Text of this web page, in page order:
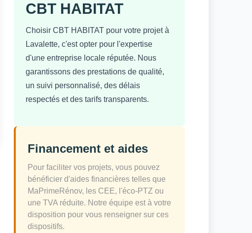
CBT HABITAT
Choisir CBT HABITAT pour votre projet à
Lavalette, c'est opter pour l'expertise
d'une entreprise locale réputée. Nous
garantissons des prestations de qualité,
un suivi personnalisé, des délais
respectés et des tarifs transparents.
Financement et aides
Pour faciliter vos projets, vous pouvez
bénéficier d'aides financières telles que
MaPrimeRénov, les CEE, l'éco-PTZ ou
une TVA réduite. Notre équipe est à votre
disposition pour vous renseigner sur ces
dispositifs.